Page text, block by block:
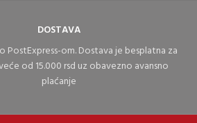
DOSTAVA
PostExpress-om. Dostava je besplatna za
od 15.000 rsd uz obavezno avansno
plaćanje